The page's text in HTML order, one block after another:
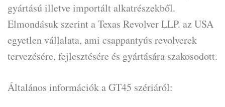
gyártású illetve importált alkatrészekből.
Elmondásuk szerint a Texas Revolver LLP. az USA
egyetlen vállalata, ami csappantyús revolverek
tervezésére, fejlesztésére és gyártására szakosodott.
Általános információk a GT45 szériáról: